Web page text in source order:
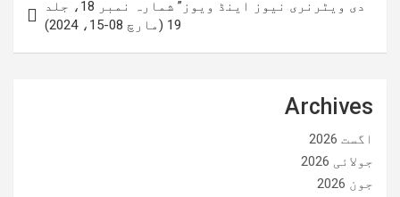
دی ویٹرنری نیوز اینڈ ویوز” شمارہ نمبر 18، جلد
19 (مارچ 08-15، 2024)
Archives
اگست 2026
جولائی 2026
جون 2026